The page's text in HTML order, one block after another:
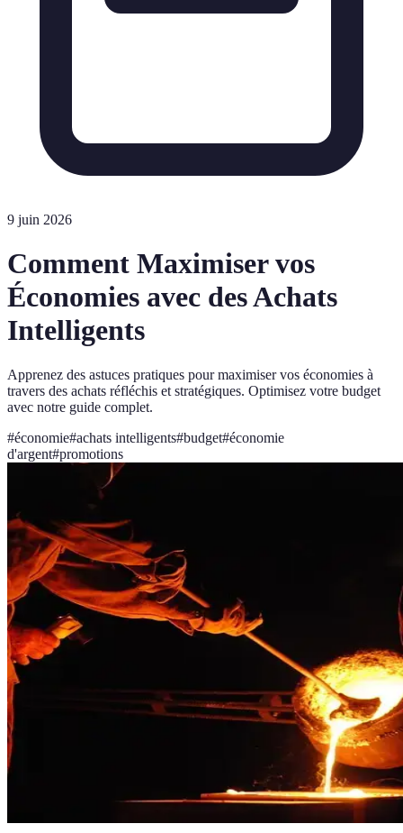
9 juin 2026
Comment Maximiser vos
Économies avec des Achats
Intelligents
Apprenez des astuces pratiques pour maximiser vos économies à
travers des achats réfléchis et stratégiques. Optimisez votre budget
avec notre guide complet.
#économie#achats intelligents#budget#économie
d'argent#promotions